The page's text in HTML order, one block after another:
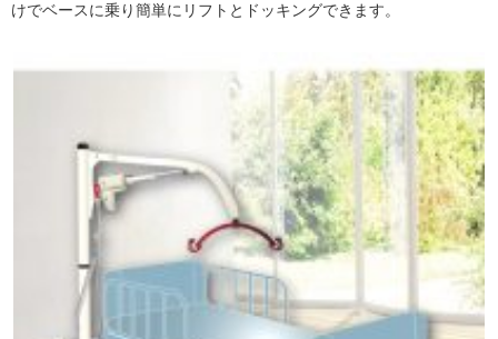
けでベースに乗り簡単にリフトとドッキングできます。